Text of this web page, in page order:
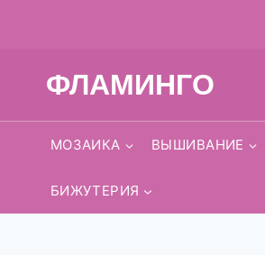
ФЛАМИНГО
МОЗАИКА ВЫШИВАНИЕ
БИЖУТЕРИЯ